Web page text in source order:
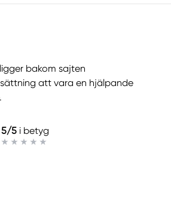
bakom sajten
att vara en hjälpande
5/5 i betyg